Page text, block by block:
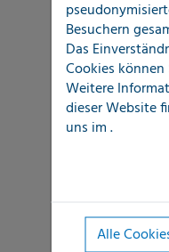
dem
Laufende
interne Fort-
Zertifizierung
Einzigartige
Besuchern
Das
Cookies
Weitere
dieser Website
uns im.
Alle